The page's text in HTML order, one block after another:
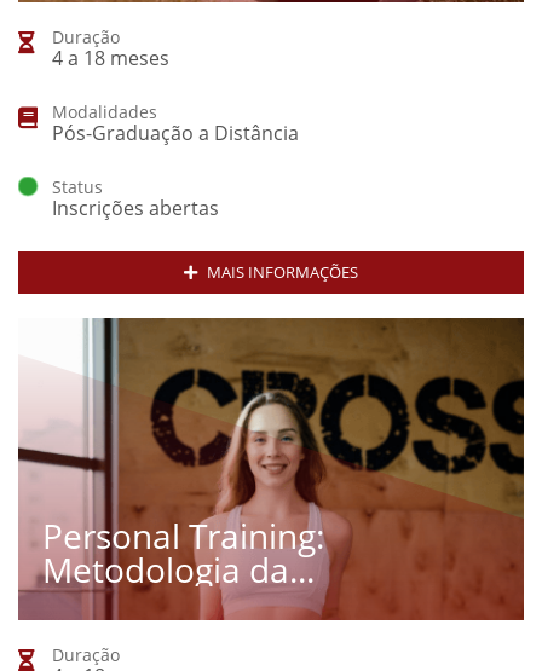
Duração
4 a 18 meses
Modalidades
Pós-Graduação a Distância
Status
Inscrições abertas
MAIS INFORMAÇÕES
Personal Training:
Metodologia da...
Duração